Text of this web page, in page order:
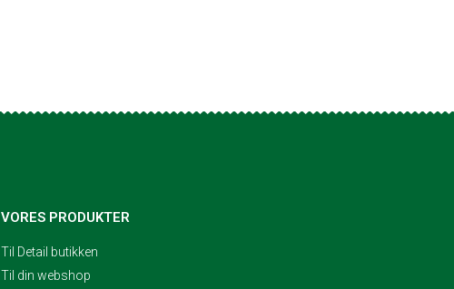
VORES PRODUKTER
Til Detail butikken
Til din webshop